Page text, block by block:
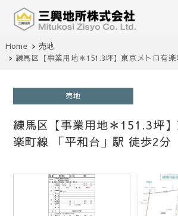
三興地所株式会社
Home
売地
練馬区【事業用地＊151.3坪】東京メトロ有
売地
練馬区【事業用地＊151.3坪
楽町線 「平和台」駅 徒歩2分